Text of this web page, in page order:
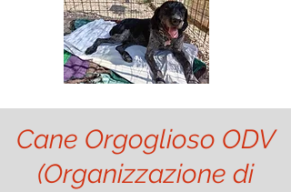
Cane Orgoglioso ODV
(Organizzazione di